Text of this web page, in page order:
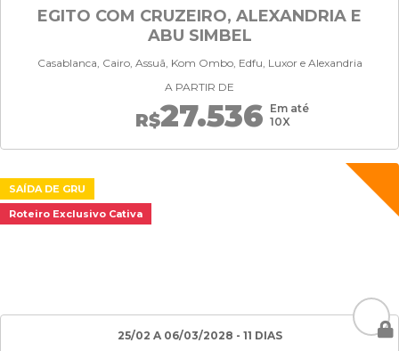
EGITO COM CRUZEIRO, ALEXANDRIA E
ABU SIMBEL
Casablanca, Cairo, Assuã, Kom Ombo, Edfu, Luxor e Alexandria
A PARTIR DE
R$27.536 Em até
10X
SAÍDA DE GRU
Roteiro Exclusivo Cativa
25/02 A 06/03/2028 - 11 DIAS